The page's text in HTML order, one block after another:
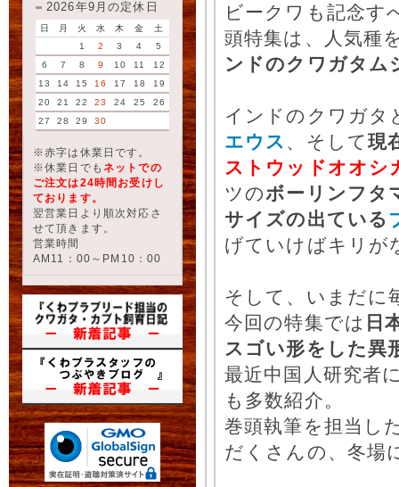
2026年9月の定休日
日 月 火 水 木 金
土
1
2 3 4
5
6
7 8 9 10 11
12
13
14 15 16 17 18
19
20
21 22 23 24 25
26
27
28 29 30
※赤字は休業日です。
※休業日でも ネットでの
ご注文は24時間お受けし
ております。
翌営業日より順次対応さ
せて頂きます。
営業時間
AM11：00～PM10：00
ビークワも記念す
頭特集は、人気種
ンドのクワガタム
インドのクワガタ
エウス 、そして現
ストウッドオオシ
ツのボーリンフタ
サイズの出ている
げていけばキリが
そして、いまだに
今回の特集では 日
スゴい形をした異
最近中国人研究者
も多数紹介。
巻頭執筆を担当し
だくさんの、冬場